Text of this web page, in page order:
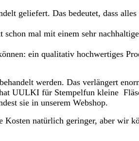
geliefert. Das bedeutet, dass
mal mit einem sehr
ein qualitativ hochwertiges
werden. Das verlängert
UULKI für Stempelfun kleine
sie in unserem Webshop.
natürlich geringer, aber wir